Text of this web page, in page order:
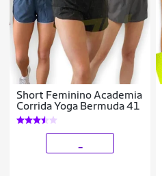
Short Feminino Academia
Corrida Yoga Bermuda 41